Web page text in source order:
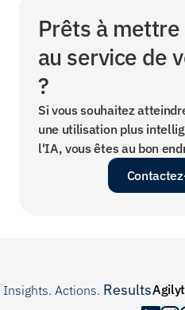
Prêts à
au service de
?
Si vous souhaitez
une utilisation plus
l'IA, vous êtes au bon
Insights. Actions. Results.